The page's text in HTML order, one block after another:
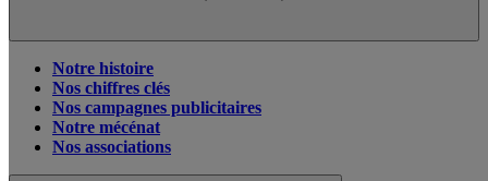
Notre histoire
Nos chiffres clés
Nos campagnes publicitaires
Notre mécénat
Nos associations